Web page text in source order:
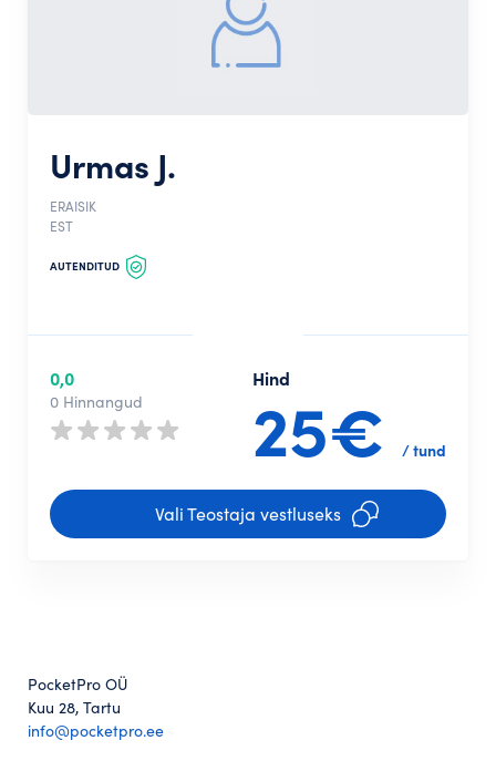
Urmas J.
ERAISIK
EST
AUTENDITUD
Vali Teostaja vestluseks
Hind
25€ / tund
0,0
0 Hinnangud
PocketPro OÜ
Kuu 28, Tartu
info@pocketpro.ee